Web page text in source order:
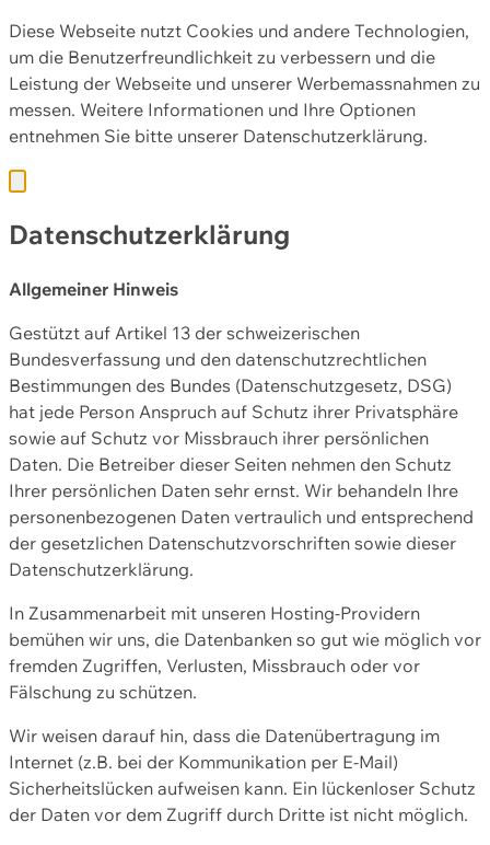
Diese Webseite nutzt Cookies und andere Technologien,
um die Benutzerfreundlichkeit zu verbessern und die
Leistung der Webseite und unserer Werbemassnahmen zu
messen. Weitere Informationen und Ihre Optionen
entnehmen Sie bitte unserer Datenschutzerklärung.
Datenschutzerklärung
Allgemeiner Hinweis
Gestützt auf Artikel 13 der schweizerischen
Bundesverfassung und den datenschutzrechtlichen
Bestimmungen des Bundes (Datenschutzgesetz, DSG)
hat jede Person Anspruch auf Schutz ihrer Privatsphäre
sowie auf Schutz vor Missbrauch ihrer persönlichen
Daten. Die Betreiber dieser Seiten nehmen den Schutz
Ihrer persönlichen Daten sehr ernst. Wir behandeln Ihre
personenbezogenen Daten vertraulich und entsprechend
der gesetzlichen Datenschutzvorschriften sowie dieser
Datenschutzerklärung.
In Zusammenarbeit mit unseren Hosting-Providern
bemühen wir uns, die Datenbanken so gut wie möglich vor
fremden Zugriffen, Verlusten, Missbrauch oder vor
Fälschung zu schützen.
Wir weisen darauf hin, dass die Datenübertragung im
Internet (z.B. bei der Kommunikation per E-Mail)
Sicherheitslücken aufweisen kann. Ein lückenloser Schutz
der Daten vor dem Zugriff durch Dritte ist nicht möglich.